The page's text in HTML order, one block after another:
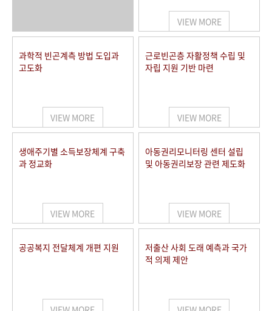
VIEW MORE
과학적 빈곤계측 방법 도입과
고도화
VIEW MORE
근로빈곤층 자활정책 수립 및
자립 지원 기반 마련
VIEW MORE
생애주기별 소득보장체계 구축
과 정교화
VIEW MORE
아동권리모니터링 센터 설립
및 아동권리보장 관련 제도화
VIEW MORE
공공복지 전달체계 개편 지원
저출산 사회 도래 예측과 국가
적 의제 제안